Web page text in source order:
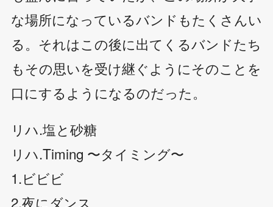
な場所になっているバンドもたくさんい
る。それはこの後に出てくるバンドたち
もその思いを受け継ぐようにそのことを
口にするようになるのだった。
リハ.塩と砂糖
リハ.Timing 〜タイミング〜
1.ビビビ
2.夜にダンス